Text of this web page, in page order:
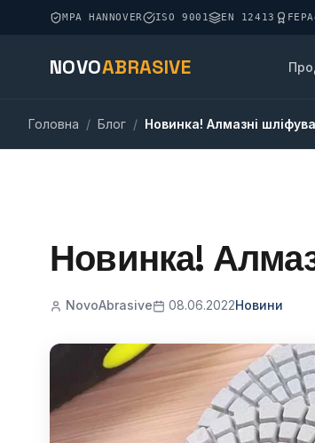
MPA HANNOVER ISO 9001 EN 12413 FEPA
NOVOABRASIVE
Головна / Блог / Новинка! Алмазні
Новинка!
NovoAbrasive 08.06.2022Новини